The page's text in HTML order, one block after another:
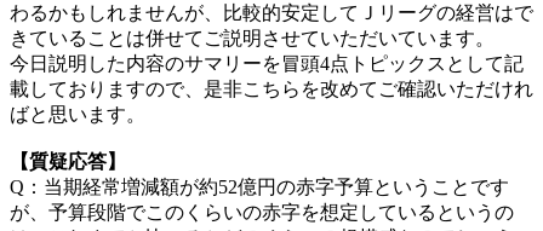
わるかもしれませんが、比較的安定してＪリーグの経営はで
きていることは併せてご説明させていただいています。
今日説明した内容のサマリーを冒頭4点トピックスとして記
載しておりますので、是非こちらを改めてご確認いただけれ
ばと思います。
【質疑応答】
Q：当期経常増減額が約52億円の赤字予算ということです
が、予算段階でこのくらいの赤字を想定しているというの